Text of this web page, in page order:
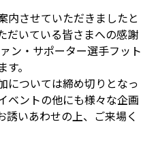
内させていただきましたと
だいている皆さまへの感謝
ン・サポーター選手フット
。
については締め切りとなっ
ベントの他にも様々な企画
誘いあわせの上、ご来場く